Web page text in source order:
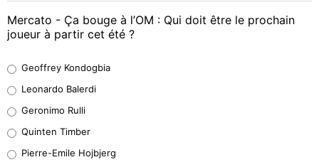
Mercato - Ça bouge à l’OM : Qui doit être le prochain
joueur à partir cet été ?
38%
32%
5%
Geoffrey Kondogbia
Leonardo Balerdi
Geronimo Rulli
Quinten Timber
Pierre-Emile Hojbjerg